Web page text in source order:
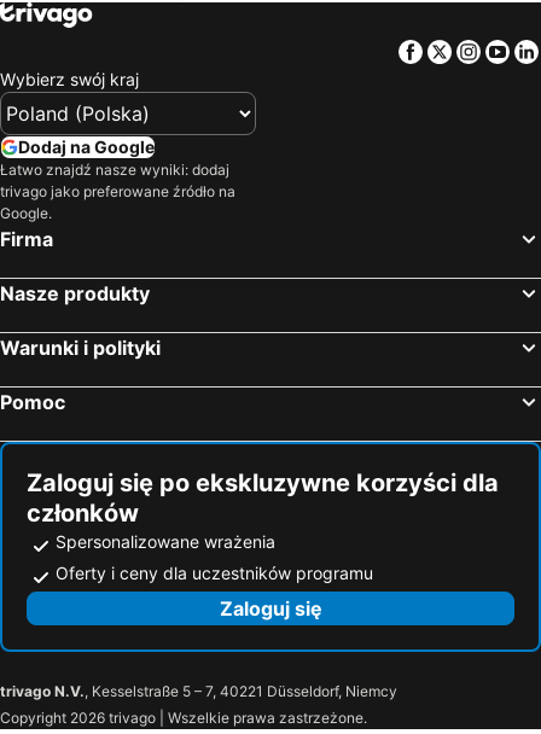
Facebook
Twitter
Wybierz swój kraj
Dodaj na Google
Łatwo znajdź nasze wyniki: dodaj
trivago jako preferowane źródło na
Google.
Firma
Nasze produkty
Warunki i polityki
Pomoc
Zaloguj się po ekskluzywne korzyści dla
członków
Spersonalizowane wrażenia
Oferty i ceny dla uczestników programu
Zaloguj się
trivago N.V., Kesselstraße 5 – 7, 40221 Düsseldorf, Niemcy
Copyright 2026 trivago | Wszelkie prawa zastrzeżone.